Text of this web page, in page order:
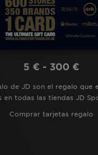
5 € - 300 €
de JD son el regalo que
en todas las tiendas JD
Comprar tarjetas regalo